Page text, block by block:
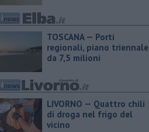
TOSCANA — Porti
regionali, piano triennale
da 7,5 milioni
LIVORNO — Quattro chili
di droga nel frigo del
vicino